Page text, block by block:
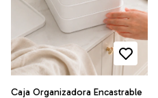
Caja Organizadora Encastrable